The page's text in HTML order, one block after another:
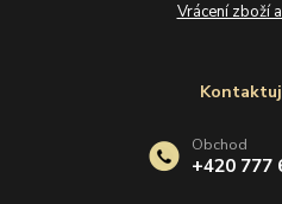
Vrácení zboží
Obchod
+420 777